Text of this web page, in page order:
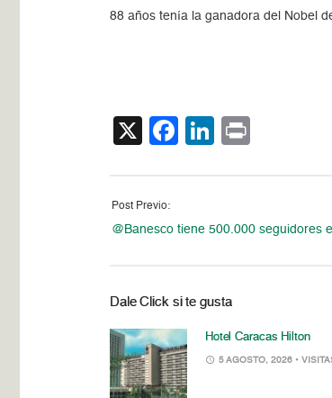
88 años tenía la ganadora del Nobel
X Facebook
LinkedIn
Post Previo:
@Banesco tiene 500.000 seguidores
Dale Click si te gusta
Hotel Caracas Hilton
5 AGOSTO, 2026 •